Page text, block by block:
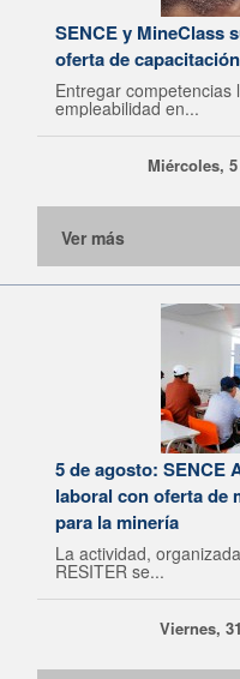
SENCE y MineClass
oferta de
Entregar
empleabilidad en...
Miércoles,
Ver más
5 de agosto: SENCE
laboral con oferta de
para la minería
La actividad,
RESITER se...
Viernes,